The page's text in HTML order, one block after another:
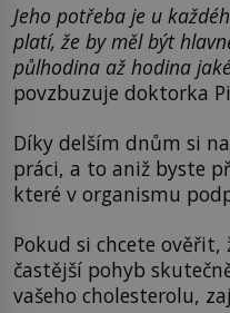
Jeho potřeba je u
platí, že by měl být
půlhodina až hodina
povzbuzuje doktorka
Díky delším dnům si
práci, a to aniž byste
které v organismu
Pokud si chcete
častější pohyb
vašeho cholesterolu,